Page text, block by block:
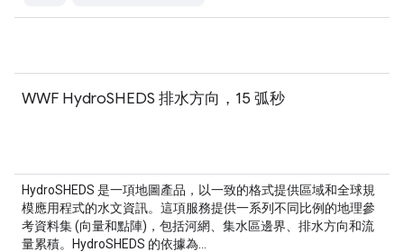
WWF HydroSHEDS 排水方向，15 弧秒
HydroSHEDS 是一項地圖產品，以一致的格式提供區域和全球規
模應用程式的水文資訊。這項服務提供一系列不同比例的地理參
考資料集 (向量和點陣)，包括河網、集水區邊界、排水方向和流
量累積。HydroSHEDS 的依據為…